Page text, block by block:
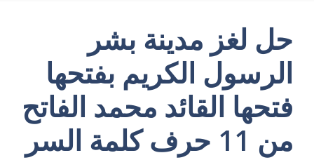
حل لغز مدينة بشر
الرسول الكريم بفتحها
فتحها القائد محمد الفاتح
من 11 حرف كلمة السر